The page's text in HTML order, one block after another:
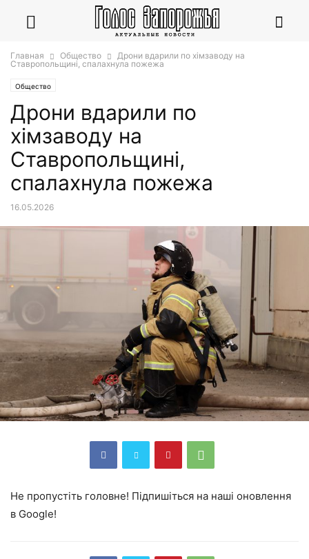
Главная Общество
Дрони вдарили по хімзаводу на
Ставропольщині, спалахнула пожежа
Общество
Дрони вдарили по
хімзаводу на
Ставропольщині,
спалахнула пожежа
16.05.2026
Не пропустіть головне! Підпишіться на наші оновлення
в Google!